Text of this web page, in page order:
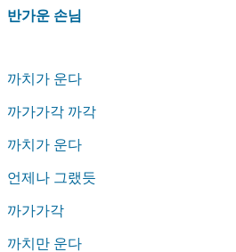
반가운 손님
까치가 운다
까가가각 까각
까치가 운다
언제나 그랬듯
까가가각
까치만 운다